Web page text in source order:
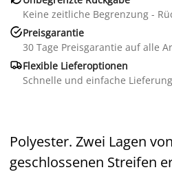
Keine zeitliche Begrenzung -
Preisgarantie
30 Tage Preisgarantie auf alle
Flexible Lieferoptionen
Schnelle und einfache
Polyester. Zwei Lagen
geschlossenen Streifen